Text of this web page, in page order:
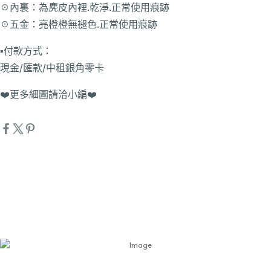
☉內裏：為麂皮內裡.乾淨.正常使用痕跡
☉五金：亮橙橙無褪色.正常使用痕跡
▪️付款方式：
現金/匯款/中租銀角零卡
❤️更多細圖請洽小編❤️